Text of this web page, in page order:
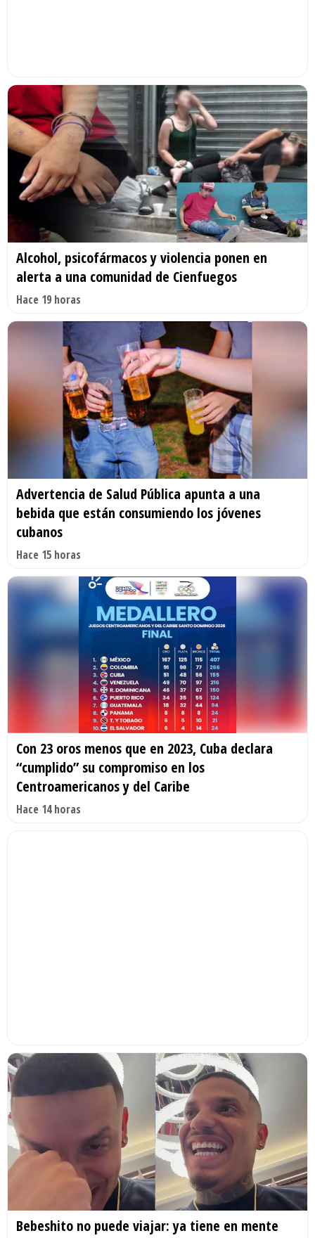
Alcohol, psicofármacos y violencia ponen en
alerta a una comunidad de Cienfuegos
Hace 19 horas
Advertencia de Salud Pública apunta a una
bebida que están consumiendo los jóvenes
cubanos
Hace 15 horas
Con 23 oros menos que en 2023, Cuba declara
“cumplido” su compromiso en los
Centroamericanos y del Caribe
Hace 14 horas
Bebeshito no puede viajar: ya tiene en mente